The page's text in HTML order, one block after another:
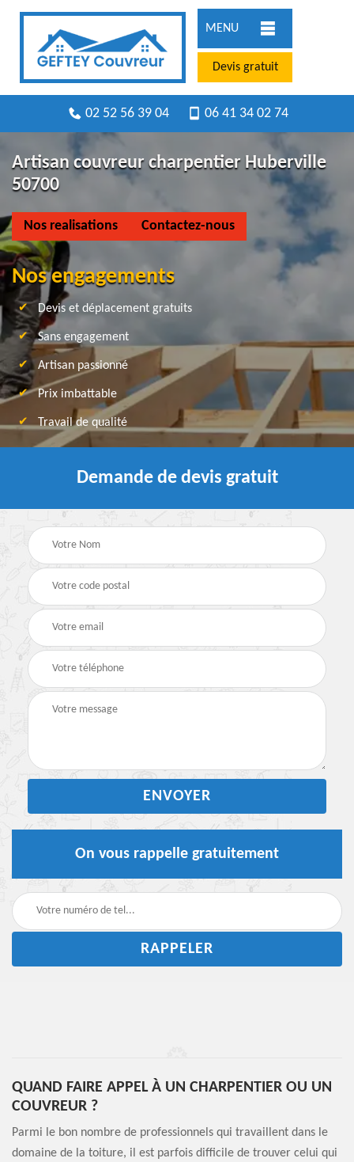
MENU
Devis gratuit
02 52 56 39 04 06 41 34 02 74
Artisan couvreur charpentier Huberville
50700
Nos realisations Contactez-nous
Nos engagements
Devis et déplacement gratuits
Sans engagement
Artisan passionné
Prix imbattable
Travail de qualité
Demande de devis gratuit
On vous rappelle gratuitement
QUAND FAIRE APPEL À UN CHARPENTIER OU UN
COUVREUR ?
Parmi le bon nombre de professionnels qui travaillent dans le
domaine de la toiture, il est parfois difficile de trouver celui qui